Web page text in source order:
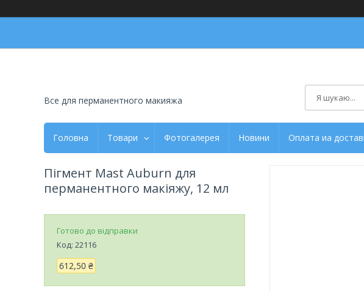
Все для перманентного макияжа
Головна Товари Фотогалерея Новини Оплата иа
Пігмент Mast Auburn для
перманентного макіяжу, 12 мл
Готово до відправки
Код: 22116
612,50 ₴